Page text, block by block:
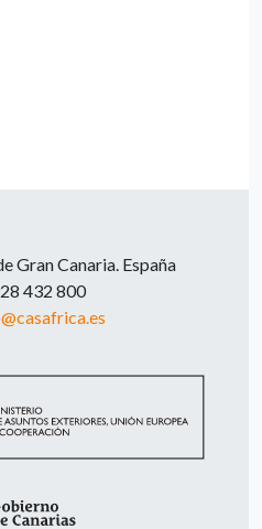
Gran Canaria. España
432 800